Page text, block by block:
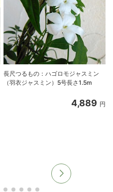
長尺つるもの：ハゴロモジャスミン
（羽衣ジャスミン）5号長さ1.5m
4,889 円